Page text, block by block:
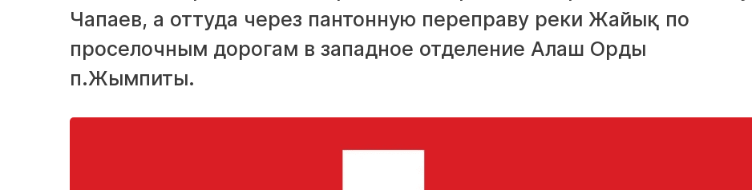
Чапаев, а оттуда через пантонную переправу реки Жайық по
проселочным дорогам в западное отделение Алаш Орды
п.Жымпиты.